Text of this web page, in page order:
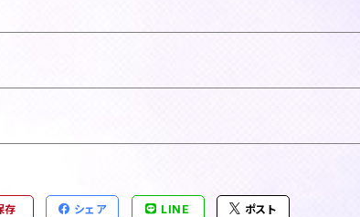
存 シェア LINE ポスト